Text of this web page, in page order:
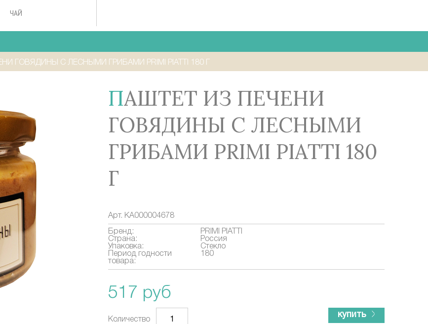
ЧАЙ
ГОВЯДИНЫ С ЛЕСНЫМИ ГРИБАМИ PRIMI PIATTI 180 Г
ПАШТЕТ ИЗ ПЕЧЕНИ
ГОВЯДИНЫ С ЛЕСНЫМИ
ГРИБАМИ PRIMI PIATTI 180
Г
Арт. КА000004678
Бренд:
PRIMI PIATTI
Страна:
Россия
Упаковка:
Стекло
Период годности
товара:
180
517 руб
Количество
купить